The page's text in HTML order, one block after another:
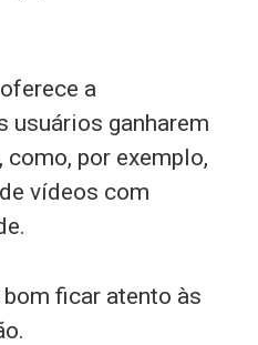
a
usuários ganharem
por exemplo,
vídeos com
ficar atento às